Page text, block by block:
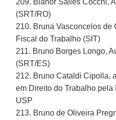
(SRT/RO)
210. Bruna Vasconcelos de
Fiscal do Trabalho (SIT)
211. Bruno Borges Longo,
(SRT/ES)
212. Bruno Cataldi Cipolla,
em Direito do Trabalho
USP
213. Bruno de Oliveira